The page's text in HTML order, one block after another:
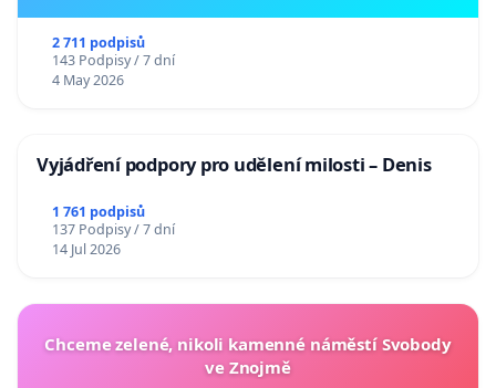
2 711 podpisů
143 Podpisy / 7 dní
4 May 2026
Vyjádření podpory pro udělení milosti – Denis
1 761 podpisů
137 Podpisy / 7 dní
14 Jul 2026
Chceme zelené, nikoli kamenné náměstí Svobody
ve Znojmě